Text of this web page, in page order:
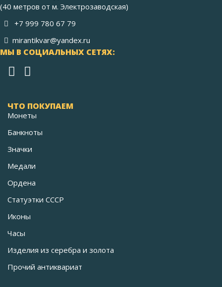
(40 метров от м. Электрозаводская)
+7 999 780 67 79
mirantikvar@yandex.ru
МЫ В СОЦИАЛЬНЫХ СЕТЯХ:
ЧТО ПОКУПАЕМ
Монеты
Банкноты
Значки
Медали
Ордена
Статуэтки СССР
Иконы
Часы
Изделия из серебра и золота
Прочий антиквариат